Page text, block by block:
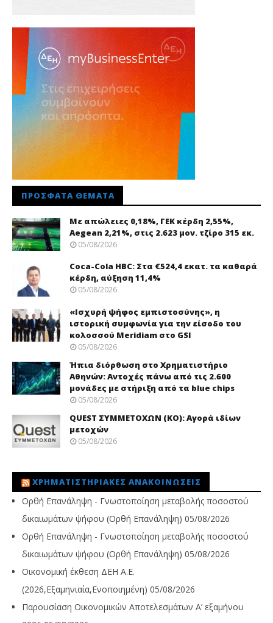
ΠΡΌΣΦΑΤΑ ΘΈΜΑΤΑ
Με απώλειες 0,18%, ΓΕΚ κέρδη 2,55%,
Aegean 2,21%, στις 2.623 μον. τζίρο 315 εκ.
05/08/2026
Coca-Cola HBC: Στα €524,4 εκατ. τα καθαρά
κέρδη, αύξηση 11,4%
05/08/2026
«Ισχυρή ψήφος εμπιστοσύνης», η
ιστορική συμφωνία για την είσοδο του
κολοσσού Meridiam στο GSI
05/08/2026
Ήπια διόρθωση στο Χρηματιστήριο
Αθηνών: Αντοχές πάνω από τις 2.600
μονάδες με στήριξη από τα blue chips
05/08/2026
QUEST ΣΥΜΜΕΤΟΧΩΝ (ΚΟ): Αγορά ιδίων
μετοχών
05/08/2026
ΧΡΗΜΑΤΙΣΤΗΡΙΑΚΈΣ ΑΝΑΚΟΙΝΏΣΕΙΣ
Ορθή Επανάληψη - Γνωστοποίηση μεταβολής ποσοστού
δικαιωμάτων ψήφου (Ορθή Επανάληψη) 05/08/2026
Ορθή Επανάληψη - Γνωστοποίηση μεταβολής ποσοστού
δικαιωμάτων ψήφου (Ορθή Επανάληψη) 05/08/2026
Οικονομική έκθεση ΔΕΗ Α.Ε.
(2026,Εξαμηνιαία,Ενοποιημένη) 05/08/2026
Παρουσίαση Οικονομικών Αποτελεσμάτων Α’ εξαμήνου